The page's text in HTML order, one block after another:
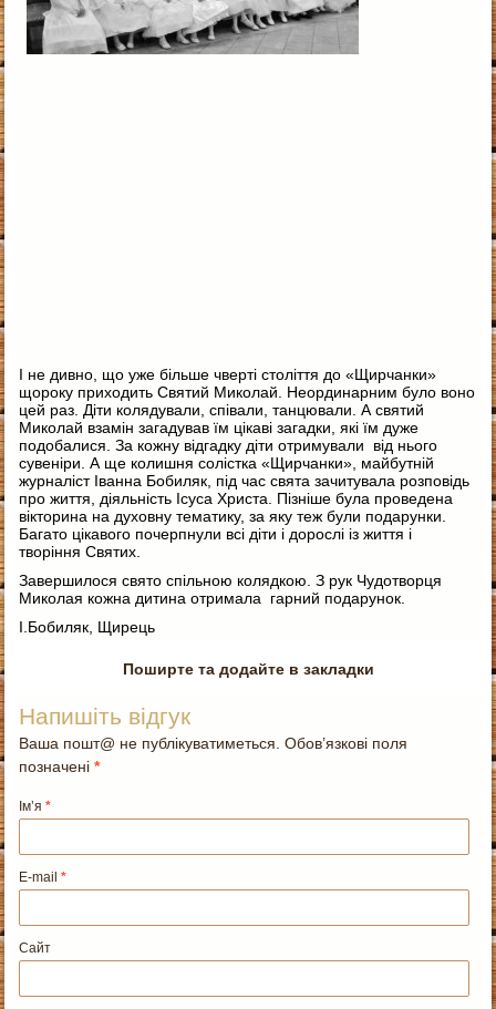
І не дивно, що уже більше чверті століття до «Щирчанки»
щороку приходить Святий Миколай. Неординарним було воно
цей раз. Діти колядували, співали, танцювали. А святий
Миколай взамін загадував їм цікаві загадки, які їм дуже
подобалися. За кожну відгадку діти отримували від нього
сувеніри. А ще колишня солістка «Щирчанки», майбутній
журналіст Іванна Бобиляк, під час свята зачитувала розповідь
про життя, діяльність Ісуса Христа. Пізнішебула проведена
вікторина на духовну тематику, за яку теж були подарунки.
Багато цікавого почерпнули всі діти і дорослі із життя і
творіння Святих.
Завершилося свято спільною колядкою. З рук Чудотворця
Миколая кожна дитина отримала гарний подарунок.
І.Бобиляк, Щирець
Поширте та додайте в закладки
Напишіть відгук
Ваша пошт@ не публікуватиметься. Обов’язкові поля
позначені*
Ім’я*
E-mail*
Сайт